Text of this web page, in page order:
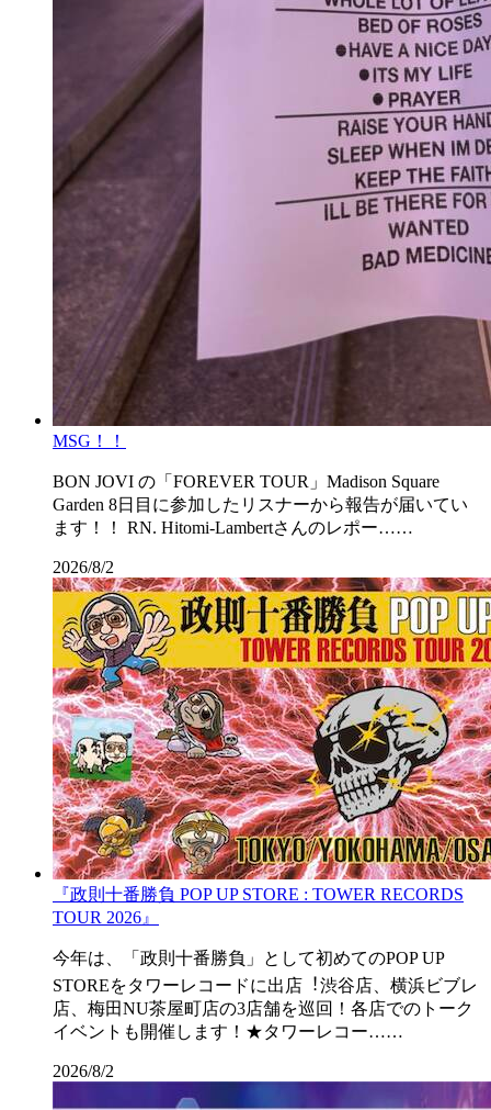
MSG！！
BON JOVI の「FOREVER TOUR」Madison Square
Garden 8日目に参加したリスナーから報告が届いてい
ます！！ RN. Hitomi-Lambertさんのレポー……
2026/8/2
『政則⼗番勝負 POP UP STORE : TOWER RECORDS
TOUR 2026』
今年は、「政則⼗番勝負」として初めてのPOP UP
STOREをタワーレコードに出店︕渋⾕店、横浜ビブレ
店、梅⽥NU茶屋町店の3店舗を巡回！各店でのトーク
イベントも開催します！★タワーレコー……
2026/8/2